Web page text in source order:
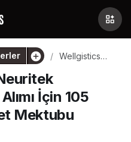
Wellgistics
Satın Alımı İçin
Dolarlık Niyet
İçin 105
Mektubu